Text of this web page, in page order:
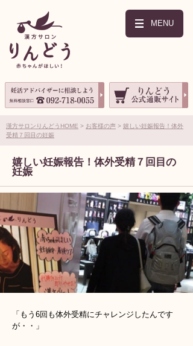
MENU
漢方サロンりんどうHOME お客様の声
嬉しい妊娠報告！体外
受精７回目の妊娠
嬉しい妊娠報告！体外受精７回目の
妊娠
「もう6回も体外受精にチャレンジしたんです
が・・」